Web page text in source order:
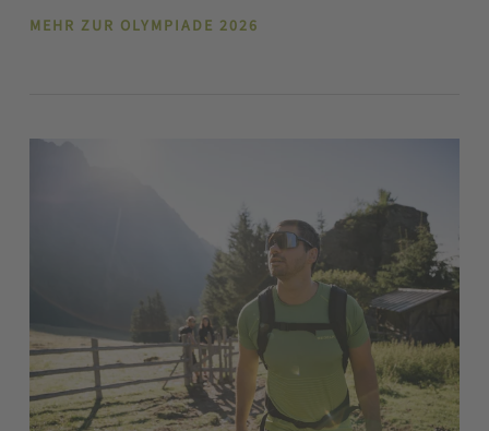
MEHR ZUR OLYMPIADE 2026